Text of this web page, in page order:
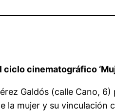
ciclo cinematográfico
Galdós (calle Cano,
mujer y su